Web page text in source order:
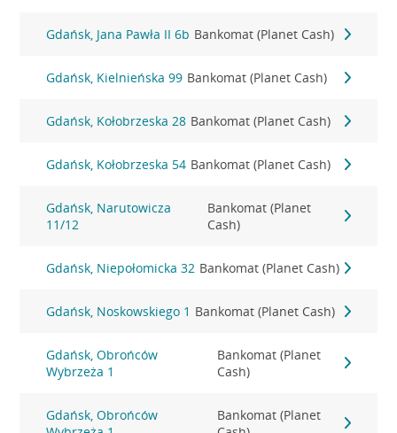
Gdańsk, Jana Pawła II 6b Bankomat (Planet Cash)
Gdańsk, Kielnieńska 99 Bankomat (Planet Cash)
Gdańsk, Kołobrzeska 28 Bankomat (Planet Cash)
Gdańsk, Kołobrzeska 54 Bankomat (Planet Cash)
Gdańsk, Narutowicza
11/12
Bankomat (Planet
Cash)
Gdańsk, Niepołomicka 32 Bankomat (Planet Cash)
Gdańsk, Noskowskiego 1 Bankomat (Planet Cash)
Gdańsk, Obrońców
Wybrzeża 1
Bankomat (Planet
Cash)
Gdańsk, Obrońców
Bankomat (Planet